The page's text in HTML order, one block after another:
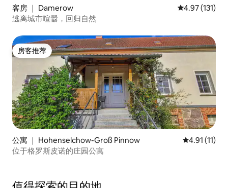
客房 ｜ Damerow 平均评分 4.97
4.97 (131)
逃离城市喧嚣，回归自然
房客推荐
房客推荐
公寓 ｜ Hohenselchow-Groß Pinnow 平均评分
4.91 (11)
位于格罗斯皮诺的庄园公寓